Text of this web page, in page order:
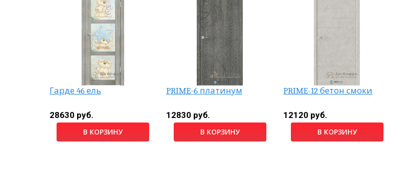
Гарде 46 ель
28630 руб.
В КОРЗИНУ
PRIME-6 платинум
12830 руб.
В КОРЗИНУ
PRIME-12 бетон смоки
12120 руб.
В КОРЗИНУ